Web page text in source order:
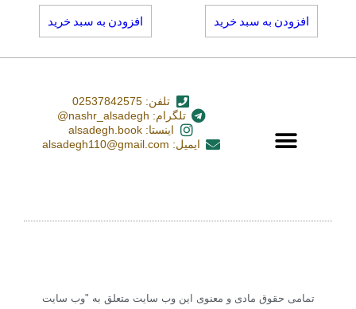
افزودن به سبد خرید افزودن به سبد خرید
تلفن: 02537842575
تلگرام: nashr_alsadegh@
اینستا: alsadegh.book
ایمیل: alsadegh110@gmail.com
تمامی حقوق مادی و معنوی این وب سایت متعلق به "وب سایت